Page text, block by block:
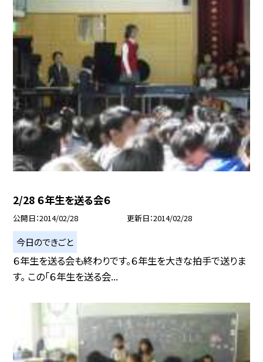
2/28 ６年生を送る会６
公開日 2014/02/28 更新日 2014/02/28
今日のできごと
６年生を送る会も終わりです。６年生を大きな拍手で送りま
す。 この「６年生を送る会...